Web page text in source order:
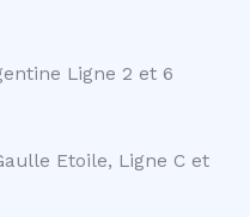
Ligne 2 et 6
Etoile, Ligne C et